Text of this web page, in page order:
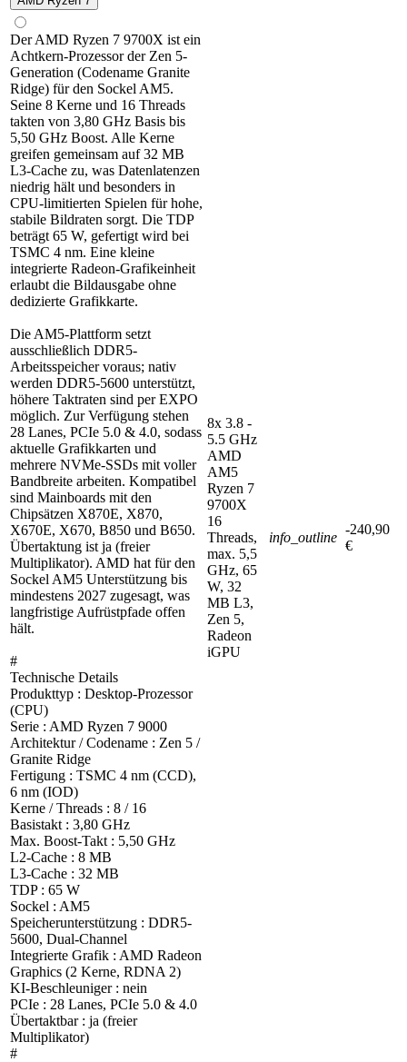
Der AMD Ryzen 7 9700X ist ein
Achtkern-Prozessor der Zen 5-
Generation (Codename Granite
Ridge) für den Sockel AM5.
Seine 8 Kerne und 16 Threads
takten von 3,80 GHz Basis bis
5,50 GHz Boost. Alle Kerne
greifen gemeinsam auf 32 MB
L3-Cache zu, was Datenlatenzen
niedrig hält und besonders in
CPU-limitierten Spielen für hohe,
stabile Bildraten sorgt. Die TDP
beträgt 65 W, gefertigt wird bei
TSMC 4 nm. Eine kleine
integrierte Radeon-Grafikeinheit
erlaubt die Bildausgabe ohne
dedizierte Grafikkarte.
Die AM5-Plattform setzt
ausschließlich DDR5-
Arbeitsspeicher voraus; nativ
werden DDR5-5600 unterstützt,
höhere Taktraten sind per EXPO
möglich. Zur Verfügung stehen
28 Lanes, PCIe 5.0 & 4.0, sodass
aktuelle Grafikkarten und
mehrere NVMe-SSDs mit voller
Bandbreite arbeiten. Kompatibel
sind Mainboards mit den
Chipsätzen X870E, X870,
X670E, X670, B850 und B650.
Übertaktung ist ja (freier
Multiplikator). AMD hat für den
Sockel AM5 Unterstützung bis
mindestens 2027 zugesagt, was
langfristige Aufrüstpfade offen
hält.
#
Technische Details
Produkttyp : Desktop-Prozessor
(CPU)
Serie : AMD Ryzen 7 9000
Architektur / Codename : Zen 5 /
Granite Ridge
Fertigung : TSMC 4 nm (CCD),
6 nm (IOD)
Kerne / Threads : 8 / 16
Basistakt : 3,80 GHz
Max. Boost-Takt : 5,50 GHz
L2-Cache : 8 MB
L3-Cache : 32 MB
TDP : 65 W
Sockel : AM5
Speicherunterstützung : DDR5-
5600, Dual-Channel
Integrierte Grafik : AMD Radeon
Graphics (2 Kerne, RDNA 2)
KI-Beschleuniger : nein
PCIe : 28 Lanes, PCIe 5.0 & 4.0
Übertaktbar : ja (freier
Multiplikator)
#
8x 3.8 -
5.5 GHz
AMD
AM5
Ryzen 7
9700X
16
Threads,
max. 5,5
GHz, 65
W, 32
MB L3,
Zen 5,
Radeon
iGPU
info_outline
-240,90
€